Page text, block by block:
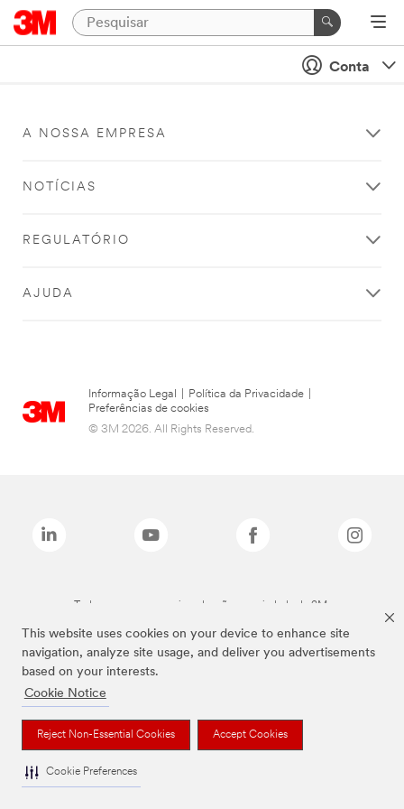
This website uses cookies on your device to enhance site
navigation, analyze site usage, and deliver you advertisements
based on your interests.
Cookie Notice
Reject Non-Essential Cookies Accept Cookies
Cookie Preferences
Conta
A NOSSA EMPRESA
NOTÍCIAS
REGULATÓRIO
AJUDA
Informação Legal Política da Privacidade
Preferências de cookies
© 3M 2026. All Rights Reserved.
Todas as marcas mencionadas são propriedade da 3M.